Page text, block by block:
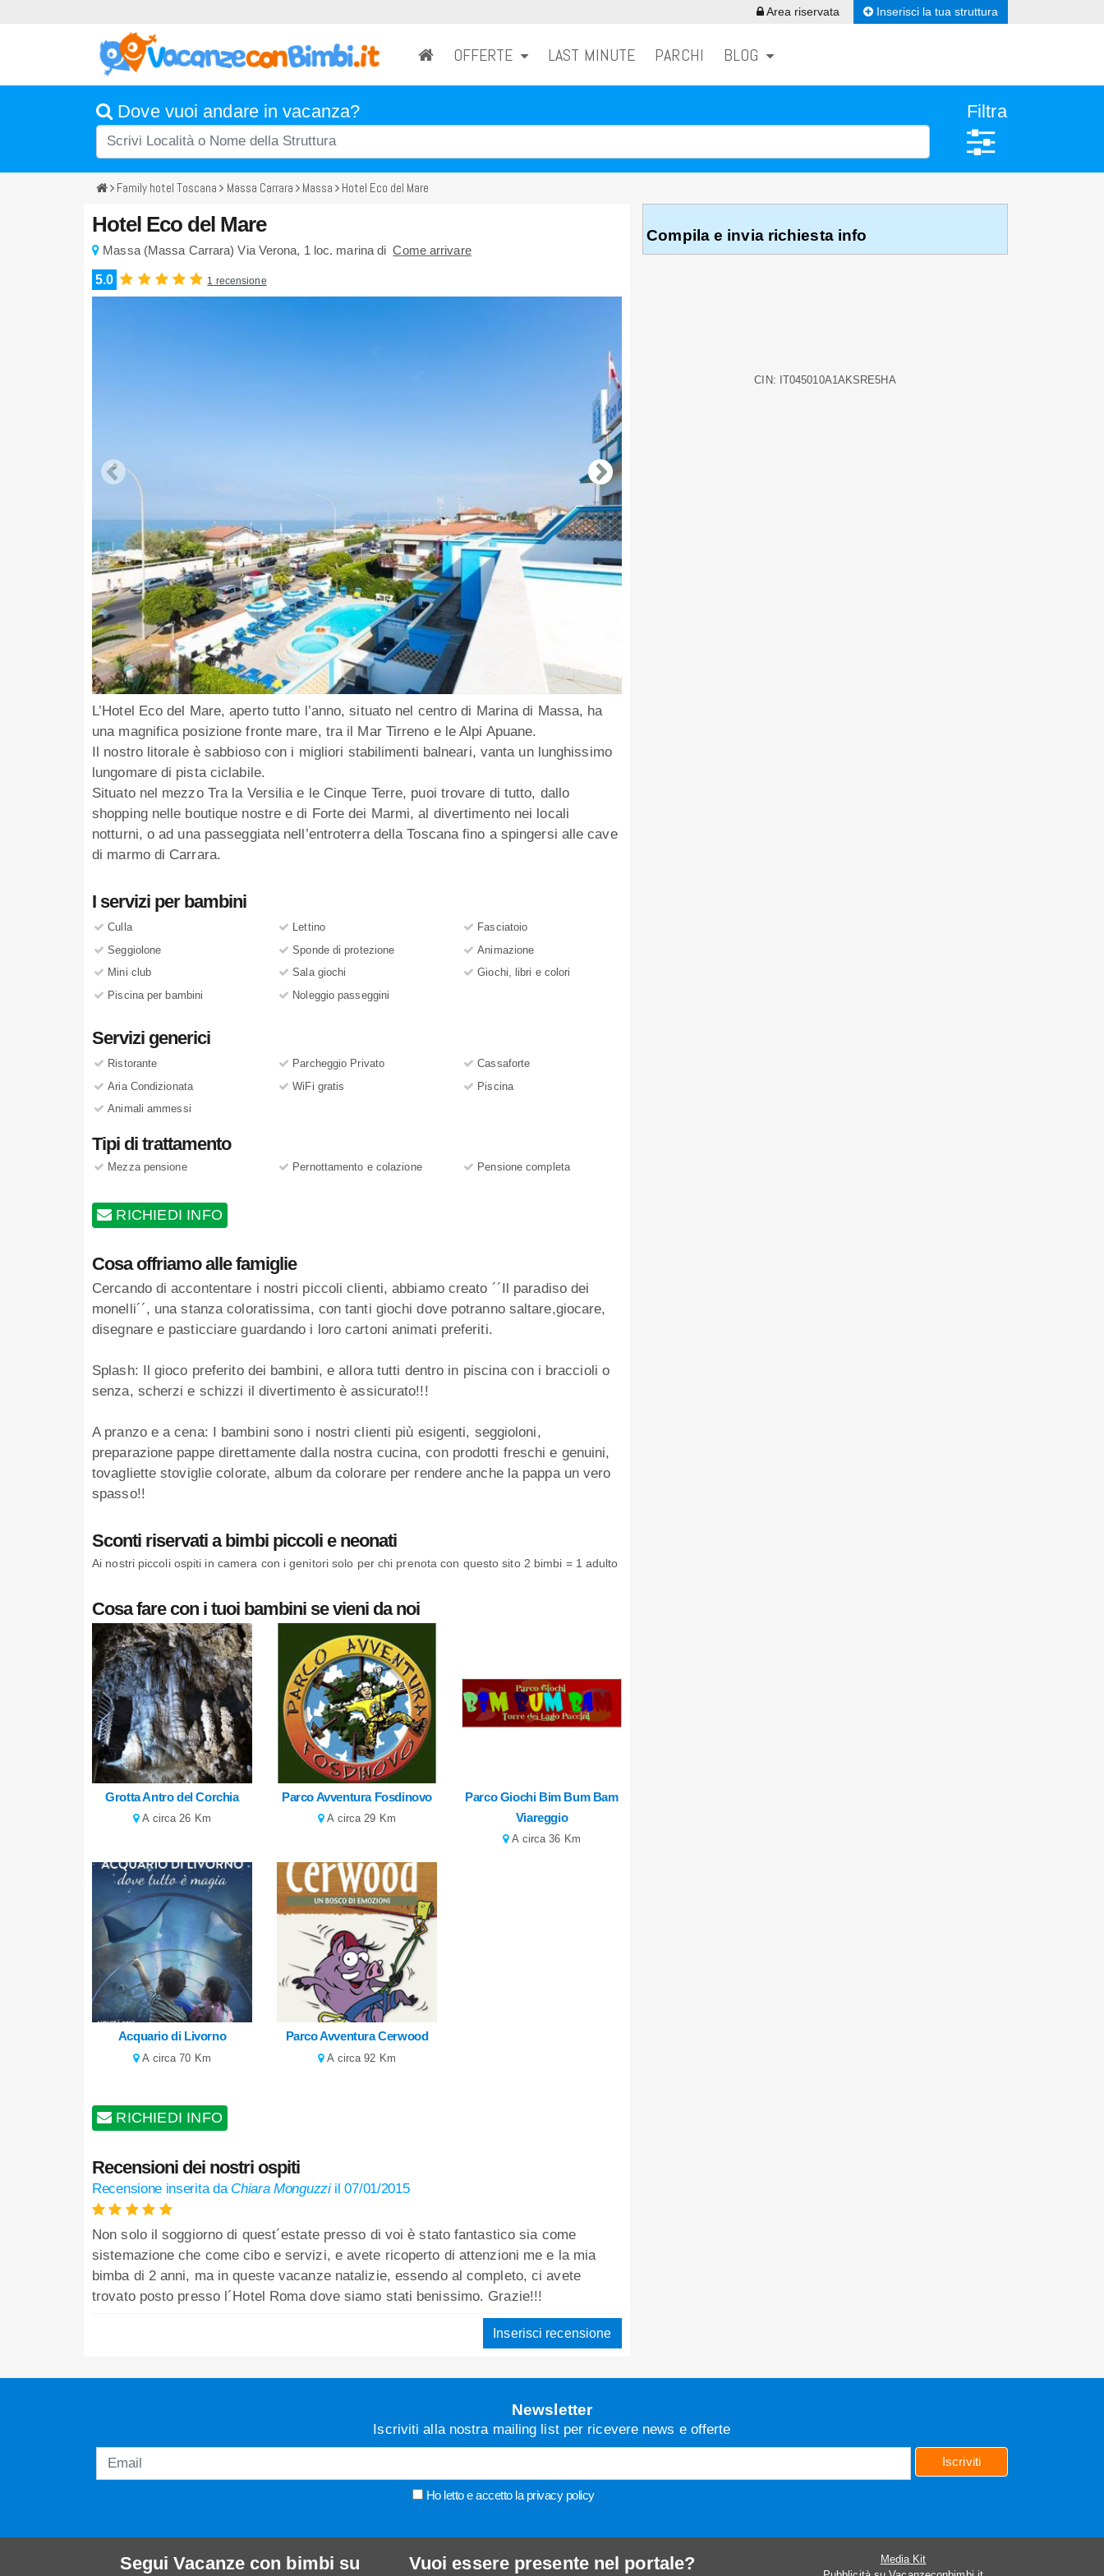
Area riservata Inserisci la tua struttura
OFFERTE LAST MINUTE PARCHI BLOG
Dove vuoi andare in vacanza? Filtra
Family hotel Toscana Massa Carrara Massa Hotel Eco del Mare
Hotel Eco del Mare
Massa(Massa Carrara) Via Verona, 1 loc. marina diCome arrivare
5.0 1 recensione
L’Hotel Eco del Mare, aperto tutto l’anno, situato nel centro di Marina di Massa, ha
una magnifica posizione fronte mare, tra il Mar Tirreno e le Alpi Apuane.
Il nostro litorale è sabbioso con i migliori stabilimenti balneari, vanta un lunghissimo
lungomare di pista ciclabile.
Situato nel mezzo Tra la Versilia e le Cinque Terre, puoi trovare di tutto, dallo
shopping nelle boutique nostre e di Forte dei Marmi, al divertimento nei locali
notturni, o ad una passeggiata nell’entroterra della Toscana fino a spingersi alle cave
di marmo di Carrara.
I servizi per bambini
Culla Lettino
Fasciatoio
Seggiolone
Sponde di protezione
Animazione
Mini club
Sala giochi
Giochi, libri e colori
Piscina per bambini
Noleggio passeggini
Servizi generici
Ristorante Parcheggio Privato
Cassaforte
Aria Condizionata
WiFi gratis
Piscina
Animali ammessi
Tipi di trattamento
Mezza pensione Pernottamento e colazione Pensione completa
RICHIEDI INFO
Cosa offriamo alle famiglie
Cercando di accontentare i nostri piccoli clienti, abbiamo creato ´´Il paradiso dei
monelli´´, una stanza coloratissima, con tanti giochi dove potranno saltare,giocare,
disegnare e pasticciare guardando i loro cartoni animati preferiti.
Splash: Il gioco preferito dei bambini, e allora tutti dentro in piscina con i braccioli o
senza, scherzi e schizzi il divertimento è assicurato!!!
A pranzo e a cena: I bambini sono i nostri clienti più esigenti, seggioloni,
preparazione pappe direttamente dalla nostra cucina, con prodotti freschi e genuini,
tovagliette stoviglie colorate, album da colorare per rendere anche la pappa un vero
spasso!!
Sconti riservati a bimbi piccoli e neonati
Ai nostri piccoli ospiti in camera con i genitori solo per chi prenota con questo sito 2 bimbi = 1 adulto
Cosa fare con i tuoi bambini se vieni da noi
Grotta Antro del Corchia
A circa 26 Km
Parco Avventura Fosdinovo
A circa 29 Km
Parco Giochi Bim Bum Bam
Viareggio
A circa 36 Km
Acquario di Livorno
A circa 70 Km
Parco Avventura Cerwood
A circa 92 Km
RICHIEDI INFO
Recensioni dei nostri ospiti
Recensione inserita da Chiara Monguzziil07/01/2015
Non solo il soggiorno di quest´estate presso di voi è stato fantastico sia come
sistemazione che come cibo e servizi, e avete ricoperto di attenzioni me e la mia
bimba di 2 anni, ma in queste vacanze natalizie, essendo al completo, ci avete
trovato posto presso l´Hotel Roma dove siamo stati benissimo. Grazie!!!
Inserisci recensione
Compila e invia richiesta info
CIN: IT045010A1AKSRE5HA
Newsletter
Iscriviti alla nostra mailing list per ricevere news e offerte
Ho letto e accetto la privacy policy
Iscriviti
SeguiVacanze con bimbi su Vuoi essere presente nel portale?
Media Kit